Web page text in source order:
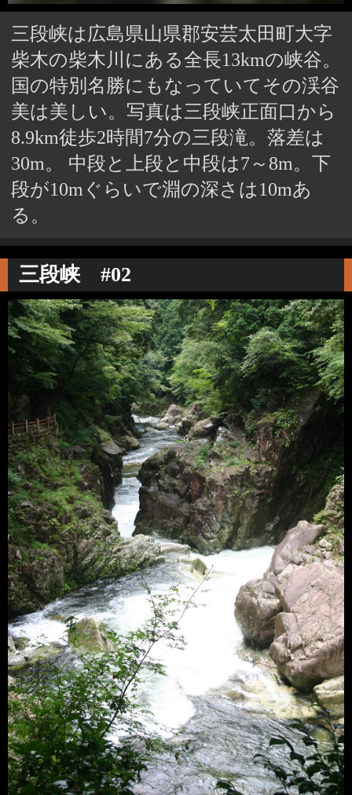
三段峡は広島県山県郡安芸太田町大字
柴木の柴木川にある全長13kmの峡谷。
国の特別名勝にもなっていてその渓谷
美は美しい。写真は三段峡正面口から
8.9km徒歩2時間7分の三段滝。落差は
30m。 中段と上段と中段は7～8m。下
段が10mぐらいで淵の深さは10mあ
る。
三段峡 #02